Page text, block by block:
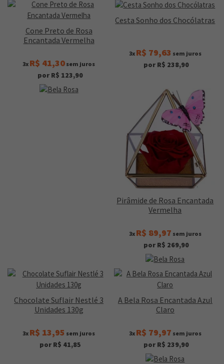
Cone Preto de Rosa
Encantada Vermelha
3x R$ 41,30 sem juros
por R$ 123,90
Cesta Sonho dos Chocólatras
3x R$ 79,63 sem juros
por R$ 238,90
Pirâmide de Rosa Encantada
Vermelha
3x R$ 89,97 sem juros
por R$ 269,90
Chocolate Suflair Nestlé 3
Unidades 130g
3x R$ 13,95 sem juros
por R$ 41,85
A Bela Rosa Encantada Azul
Claro
3x R$ 79,97 sem juros
por R$ 239,90